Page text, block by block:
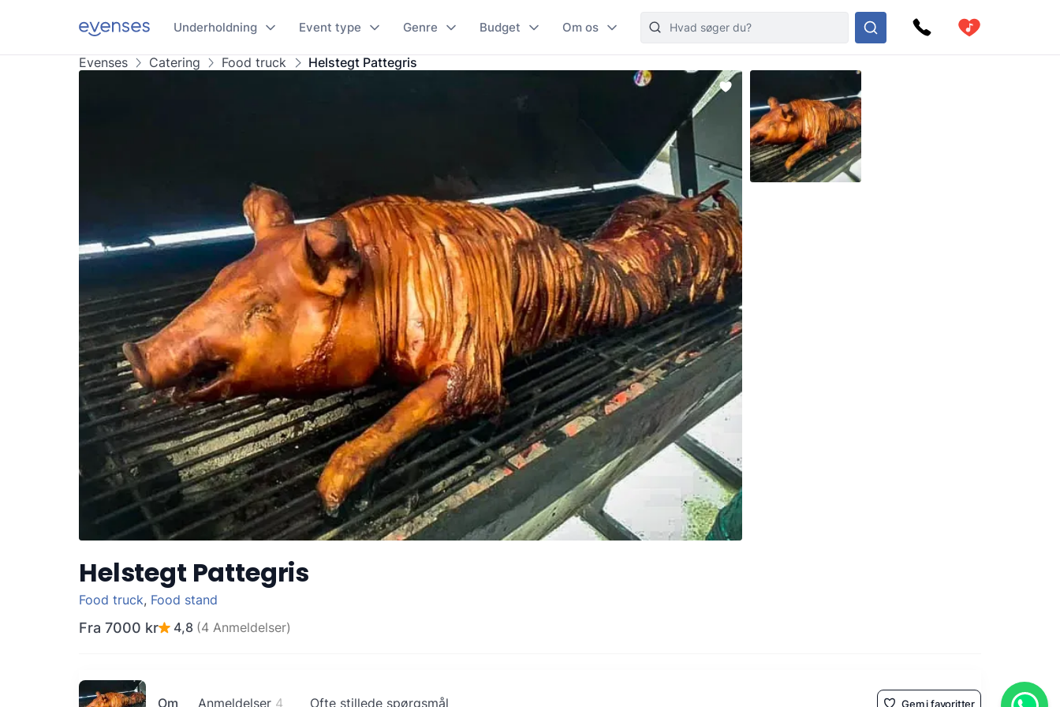
Underholdning Event type Genre Budget Om os
Evenses Catering Food truck Helstegt Pattegris
Helstegt Pattegris
Food truck, Food stand
Fra 7000 kr 4,8 (4 Anmeldelser)
Om Anmeldelser 4 Ofte stillede spørgsmål Gem i favoritter